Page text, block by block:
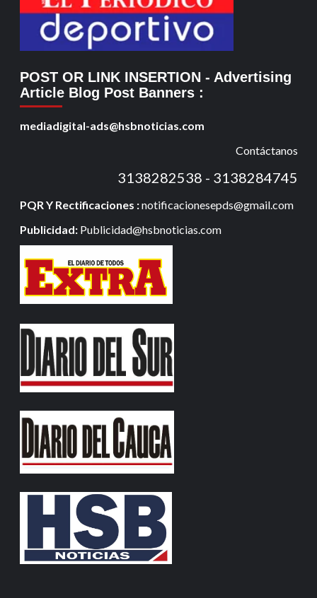
POST OR LINK INSERTION - Advertising
Article Blog Post Banners :
mediadigital-ads@hsbnoticias.com
Contáctanos
3138282538 - 3138284745
PQR Y Rectificaciones :notificacionesepds@gmail.com
Publicidad: Publicidad@hsbnoticias.com